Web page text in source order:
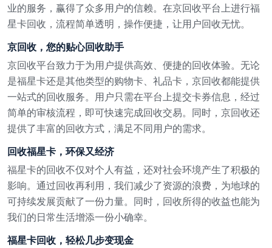
业的服务，赢得了众多用户的信赖。在京回收平台上进行福
星卡回收，流程简单透明，操作便捷，让用户回收无忧。
京回收，您的贴心回收助手
京回收平台致力于为用户提供高效、便捷的回收体验。无论
是福星卡还是其他类型的购物卡、礼品卡，京回收都能提供
一站式的回收服务。用户只需在平台上提交卡券信息，经过
简单的审核流程，即可快速完成回收交易。同时，京回收还
提供了丰富的回收方式，满足不同用户的需求。
回收福星卡，环保又经济
福星卡的回收不仅对个人有益，还对社会环境产生了积极的
影响。通过回收再利用，我们减少了资源的浪费，为地球的
可持续发展贡献了一份力量。同时，回收所得的收益也能为
我们的日常生活增添一份小确幸。
福星卡回收，轻松几步变现金